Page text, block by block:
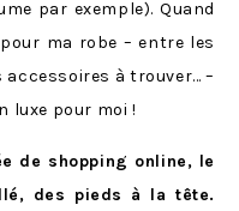
par exemple). Quand
ma robe – entre les
à trouver… –
luxe pour moi !
de shopping online, le
des pieds à la tête.